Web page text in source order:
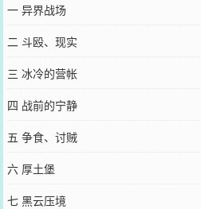
一 异界战场
二 斗殴、现实
三 冰冷的营帐
四 战前的宁静
五 争食、讨贼
六 厚土堡
七 黑云压境